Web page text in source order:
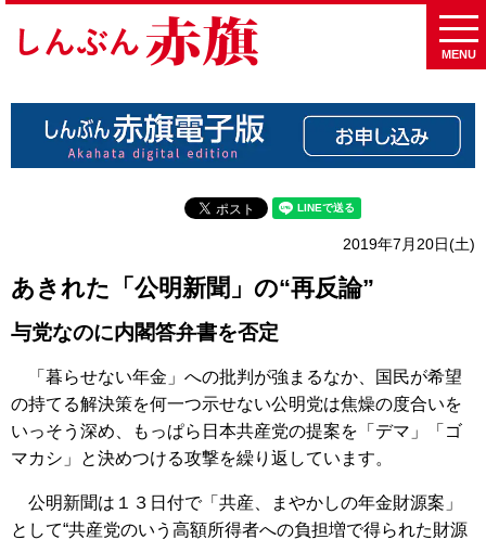
MENU
2019年7月20日(土)
あきれた「公明新聞」の“再反論”
与党なのに内閣答弁書を否定
「暮らせない年金」への批判が強まるなか、国民が希望
の持てる解決策を何一つ示せない公明党は焦燥の度合いを
いっそう深め、もっぱら日本共産党の提案を「デマ」「ゴ
マカシ」と決めつける攻撃を繰り返しています。
公明新聞は１３日付で「共産、まやかしの年金財源案」
として“共産党のいう高額所得者への負担増で得られた財源